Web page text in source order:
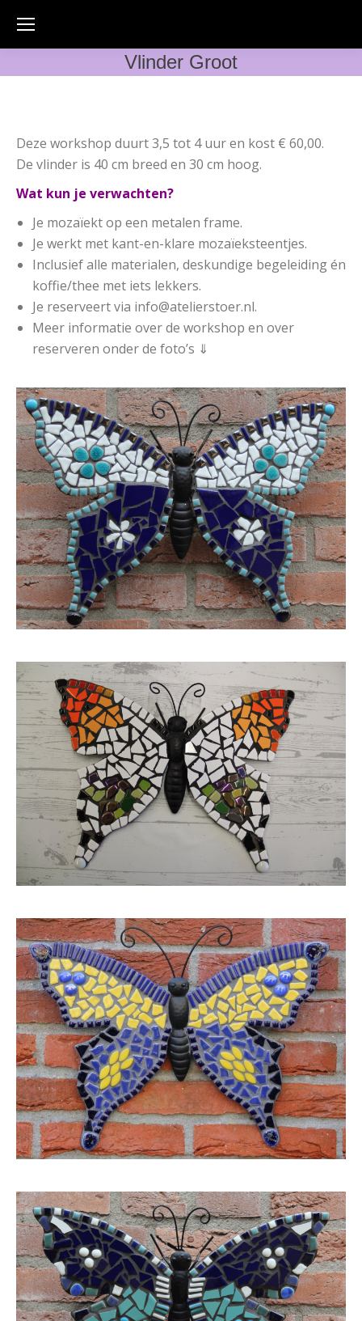
Vlinder Groot
Deze workshop duurt 3,5 tot 4 uur en kost € 60,00.
De vlinder is 40 cm breed en 30 cm hoog.
Wat kun je verwachten?
Je mozaïekt op een metalen frame.
Je werkt met kant-en-klare mozaïeksteentjes.
Inclusief alle materialen, deskundige begeleiding én
koffie/thee met iets lekkers.
Je reserveert via info@atelierstoer.nl.
Meer informatie over de workshop en over
reserveren onder de foto’s ⇓